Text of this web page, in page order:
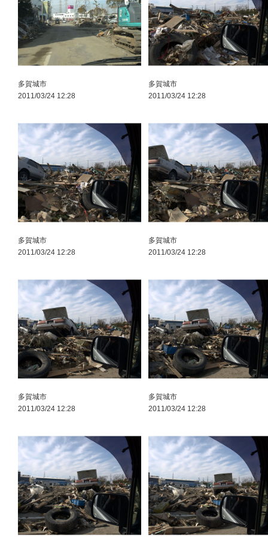
多賀城市
2011/03/24 12:28
多賀城市
2011/03/24 12:28
多賀城市
2011/03/24 12:28
多賀城市
2011/03/24 12:28
多賀城市
2011/03/24 12:28
多賀城市
2011/03/24 12:28